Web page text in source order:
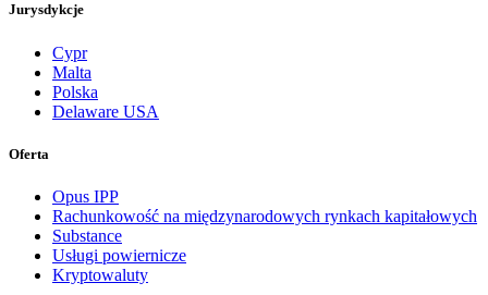
Jurysdykcje
Cypr
Malta
Polska
Delaware USA
Oferta
Opus IPP
Rachunkowość na międzynarodowych rynkach kapitałowych
Substance
Usługi powiernicze
Kryptowaluty